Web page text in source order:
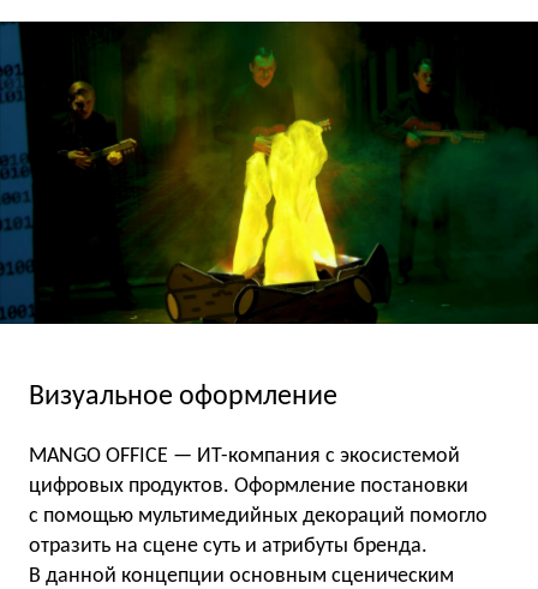
Визуальное оформление
MANGO OFFICE — ИТ-компания с экосистемой
цифровых продуктов. Оформление постановки
с помощью мультимедийных декораций помогло
отразить на сцене суть и атрибуты бренда.
В данной концепции основным сценическим